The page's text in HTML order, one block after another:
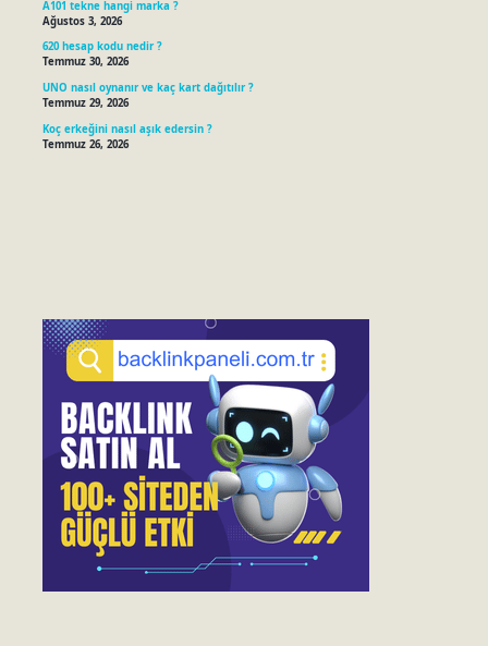
A101 tekne hangi marka ?
Ağustos 3, 2026
620 hesap kodu nedir ?
Temmuz 30, 2026
UNO nasıl oynanır ve kaç kart dağıtılır ?
Temmuz 29, 2026
Koç erkeğini nasıl aşık edersin ?
Temmuz 26, 2026